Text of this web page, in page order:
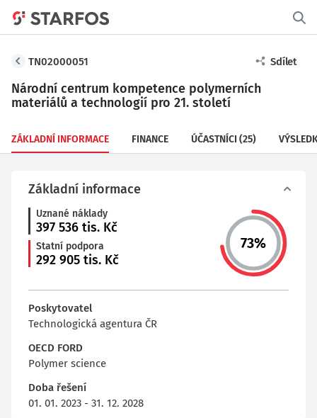
TN02000051 Sdílet
Národní centrum kompetence polymerních
materiálů a technologií pro 21. století
ZÁKLADNÍ INFORMACE FINANCE ÚČASTNÍCI (25)
Základní informace
Uznané náklady
397 536 tis. Kč
Statní podpora
292 905 tis. Kč
73%
Poskytovatel
Technologická agentura ČR
OECD FORD
Polymer science
Doba řešení
01. 01. 2023 - 31. 12. 2028